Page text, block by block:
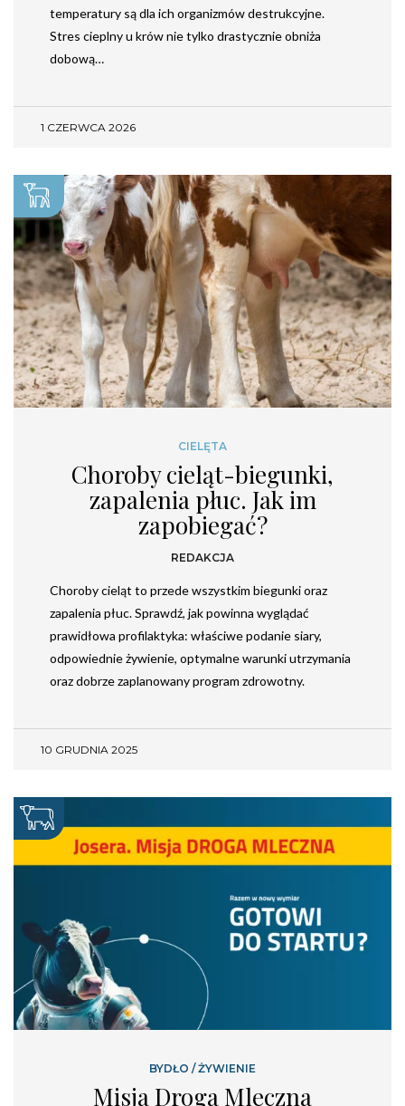
temperatury są dla ich organizmów destrukcyjne.
Stres cieplny u krów nie tylko drastycznie obniża
dobową…
1 CZERWCA 2026
CIELĘTA
Choroby cieląt-biegunki,
zapalenia płuc. Jak im
zapobiegać?
REDAKCJA
Choroby cieląt to przede wszystkim biegunki oraz
zapalenia płuc. Sprawdź, jak powinna wyglądać
prawidłowa profilaktyka: właściwe podanie siary,
odpowiednie żywienie, optymalne warunki utrzymania
oraz dobrze zaplanowany program zdrowotny.
10 GRUDNIA 2025
BYDŁO /ŻYWIENIE
Misja Droga Mleczna